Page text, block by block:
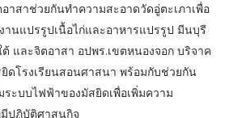
าสาช่วยกันทำความสะอาดวัดอู่ตะเภาเพื่อ
านแปรรูปเนื้อไก่และอาหารแปรรูป มีนบุรี
และจิตอาสา อปพร.เขตหนองจอก บริจาค
ดโรงเรียนสอนศาสนา พร้อมกับช่วยกัน
ะบบไฟฟ้าของมัสยิดเพื่อเพิ่มความ
ปฏิบัติศาสนกิจ